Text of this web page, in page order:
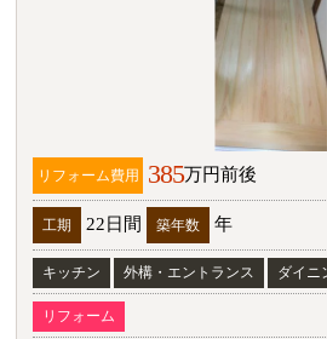
リフォーム費用 385万円前後
工期 22日間 築年数 年
キッチン 外構・エントランス ダイニ
リフォーム